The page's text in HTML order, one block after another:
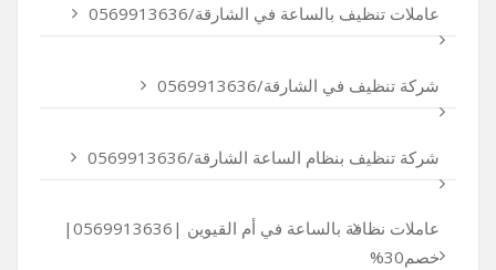
عاملات تنظيف بالساعة في الشارقة/0569913636
شركة تنظيف في الشارقة/0569913636
شركة تنظيف بنظام الساعة الشارقة/0569913636
عاملات نظافة بالساعة في أم القيوين |0569913636|
خصم30%